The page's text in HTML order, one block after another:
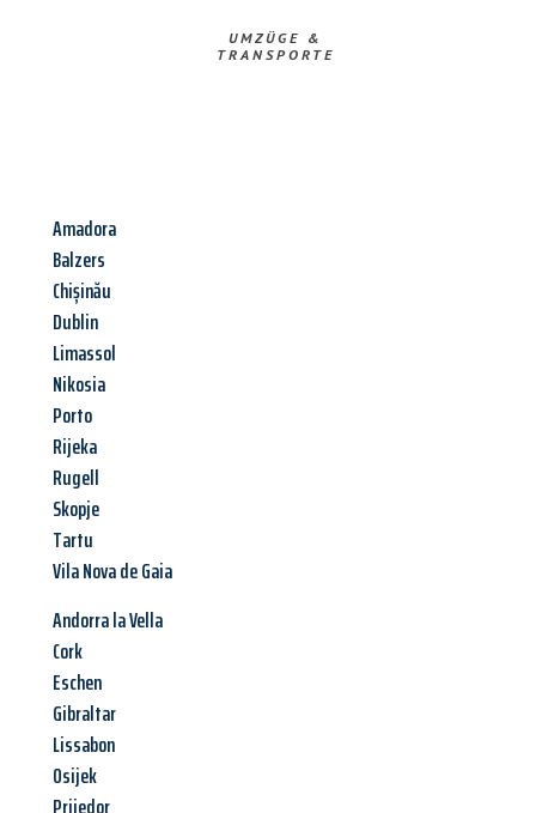
UMZÜGE &
TRANSPORTE
Amadora
Balzers
Chișinău
Dublin
Limassol
Nikosia
Porto
Rijeka
Rugell
Skopje
Tartu
Vila Nova de Gaia
Andorra la Vella
Cork
Eschen
Gibraltar
Lissabon
Osijek